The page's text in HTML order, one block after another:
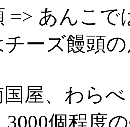
=> あんこ
ーズ饅頭
屋、わら
3000個程度